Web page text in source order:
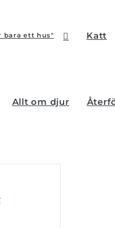
bara ett hus" Katt
Allt om djur